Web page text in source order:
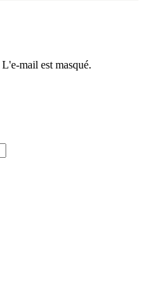
L'e-mail est masqué.